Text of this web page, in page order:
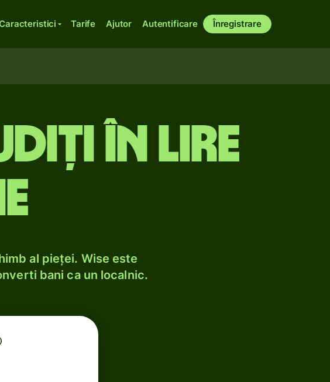
Tarife Ajutor Autentificare Înregistrare
în lire
al pieței. Wise este
bani ca un localnic.